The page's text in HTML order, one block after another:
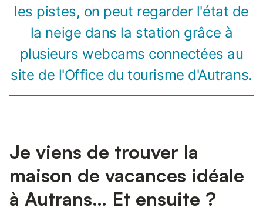
les pistes, on peut regarder l'état de
la neige dans la station grâce à
plusieurs webcams connectées au
site de l'Office du tourisme d'Autrans.
Je viens de trouver la
maison de vacances idéale
à Autrans… Et ensuite ?